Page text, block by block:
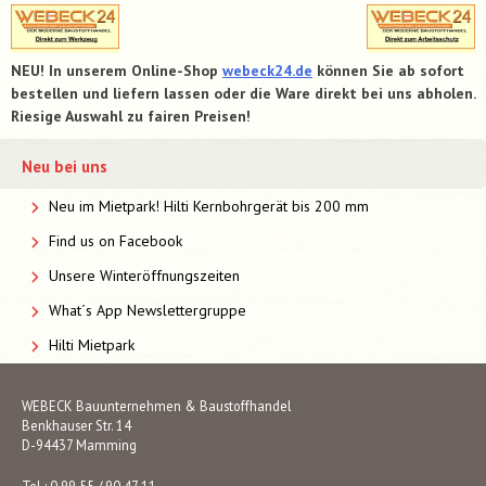
NEU! In unserem Online-Shop webeck24.de können Sie ab sofort
bestellen und liefern lassen oder die Ware direkt bei uns abholen.
Riesige Auswahl zu fairen Preisen!
Neu bei uns
Neu im Mietpark! Hilti Kernbohrgerät bis 200 mm
Find us on Facebook
Unsere Winteröffnungszeiten
What´s App Newslettergruppe
Hilti Mietpark
WEBECK Bauunternehmen & Baustoffhandel
Benkhauser Str. 14
D-94437 Mamming